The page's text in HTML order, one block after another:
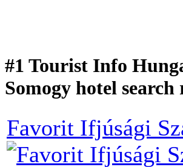
#1 Tourist Info
Somogy hotel search
Favorit Ifjúsági